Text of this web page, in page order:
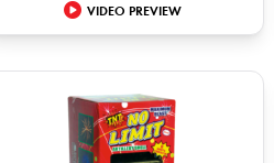
VIDEO PREVIEW